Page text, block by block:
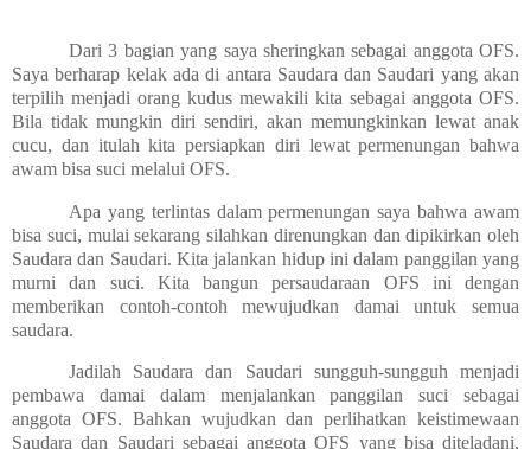
Dari 3 bagian yang saya sheringkan sebagai anggota OFS.
Saya berharap kelak ada di antara Saudara dan Saudari yang akan
terpilih menjadi orang kudus mewakili kita sebagai anggota OFS.
Bila tidak mungkin diri sendiri, akan memungkinkan lewat anak
cucu, dan itulah kita persiapkan diri lewat permenungan bahwa
awam bisa suci melalui OFS.
Apa yang terlintas dalam permenungan saya bahwa awam
bisa suci, mulai sekarang silahkan direnungkan dan dipikirkan oleh
Saudara dan Saudari. Kita jalankan hidup ini dalam panggilan yang
murni dan suci. Kita bangun persaudaraan OFS ini dengan
memberikan contoh-contoh mewujudkan damai untuk semua
saudara.
Jadilah Saudara dan Saudari sungguh-sungguh menjadi
pembawa damai dalam menjalankan panggilan suci sebagai
anggota OFS. Bahkan wujudkan dan perlihatkan keistimewaan
Saudara dan Saudari sebagai anggota OFS yang bisa diteladani,